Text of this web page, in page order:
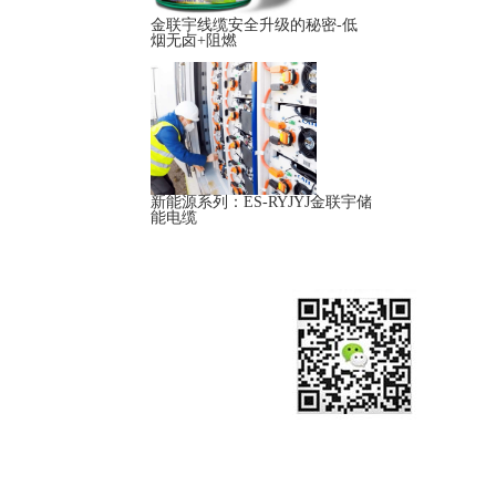
金联宇线缆安全升级的秘密-低
烟无卤+阻燃
新能源系列：ES-RYJYJ金联宇储
能电缆